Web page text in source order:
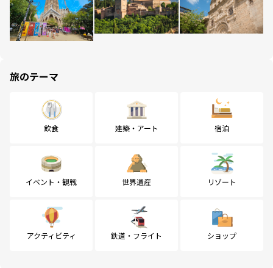
旅のテーマ
飲食 建築・アート 宿泊
イベント・観戦 世界遺産 リゾート
アクティビティ 鉄道・フライト ショップ